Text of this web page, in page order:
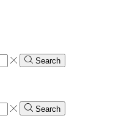
Search
Search